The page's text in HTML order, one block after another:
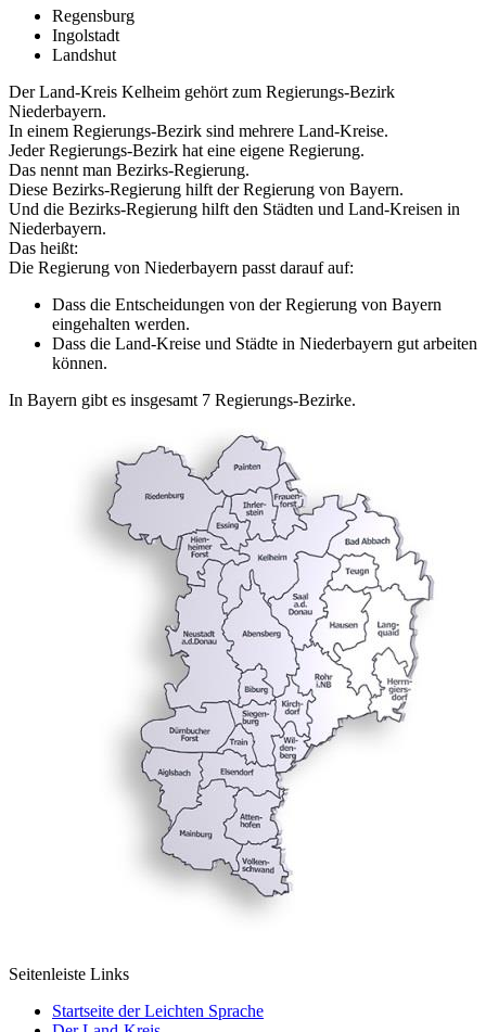
Regensburg
Ingolstadt
Landshut
Der Land-Kreis Kelheim gehört zum Regierungs-Bezirk
Niederbayern.
In einem Regierungs-Bezirk sind mehrere Land-Kreise.
Jeder Regierungs-Bezirk hat eine eigene Regierung.
Das nennt man Bezirks-Regierung.
Diese Bezirks-Regierung hilft der Regierung von Bayern.
Und die Bezirks-Regierung hilft den Städten und Land-Kreisen in
Niederbayern.
Das heißt:
Die Regierung von Niederbayern passt darauf auf:
Dass die Entscheidungen von der Regierung von Bayern
eingehalten werden.
Dass die Land-Kreise und Städte in Niederbayern gut arbeiten
können.
In Bayern gibt es insgesamt 7 Regierungs-Bezirke.
Seitenleiste Links
Startseite der Leichten Sprache